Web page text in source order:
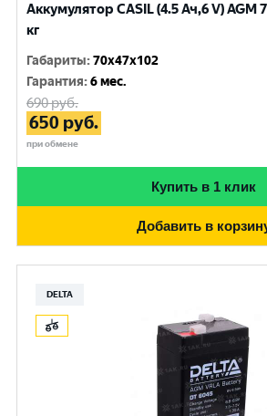
Аккумулятор CASIL (4.5 Ач,6 V) AGM
кг
Габариты:70x47x102
Гарантия:6 мес.
690руб.
650 руб.
при обмене
Купить в 1 клик
Добавить в
DELTA